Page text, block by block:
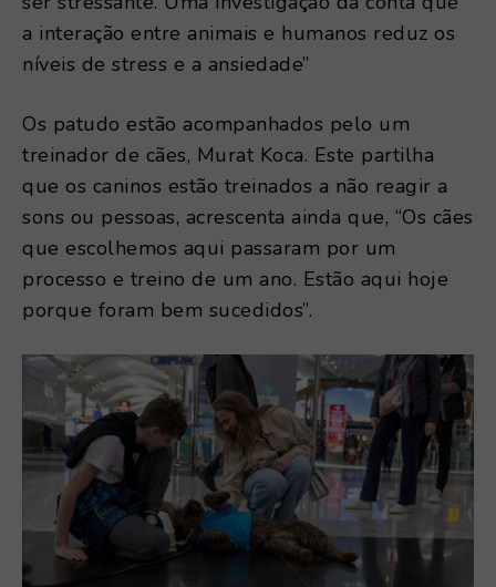
a interação entre animais e humanos reduz os
níveis de stress e a ansiedade”
Os patudo estão acompanhados pelo um
treinador de cães, Murat Koca. Este partilha
que os caninos estão treinados a não reagir a
sons ou pessoas, acrescenta ainda que, “Os cães
que escolhemos aqui passaram por um
processo e treino de um ano. Estão aqui hoje
porque foram bem sucedidos”.